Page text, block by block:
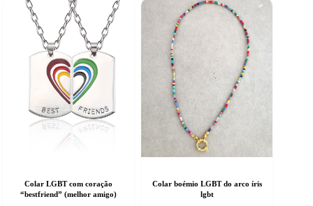
Colar LGBT com coração
“bestfriend” (melhor amigo)
Colar boémio LGBT do arco íris
lgbt